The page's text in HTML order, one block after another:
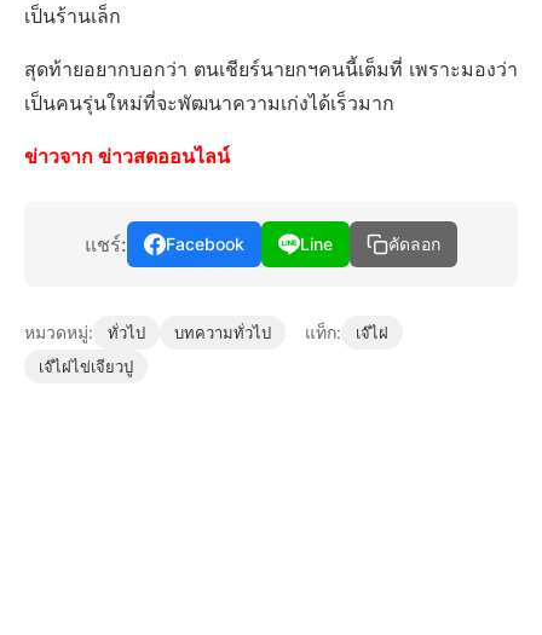
เป็นร้านเล็ก
สุดท้ายอยากบอกว่า ตนเชียร์นายกฯคนนี้เต็มที่ เพราะมองว่า
เป็นคนรุ่นใหม่ที่จะพัฒนาความเก่งได้เร็วมาก
ข่าวจาก ข่าวสดออนไลน์
แชร์: Facebook Line คัดลอก
หมวดหมู่: ทั่วไป บทความทั่วไป แท็ก:
เจ๊ไฝ
เจ๊ไฝไข่เจียวปู